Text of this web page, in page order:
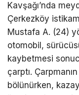
Kavşağı’nda
Çerkezköy
Mustafa A. (24)
otomobil,
kaybetmesi
çarptı.
bölünürken,